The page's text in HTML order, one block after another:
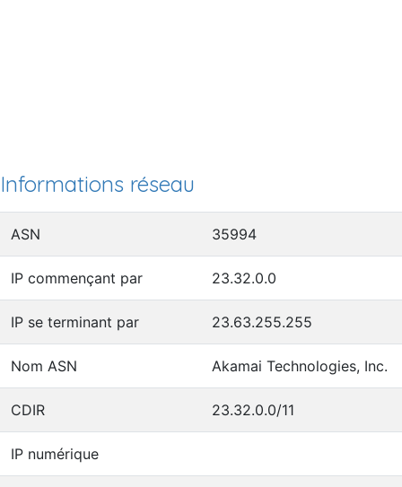
Informations réseau
ASN 35994
IP commençant par 23.32.0.0
IP se terminant par 23.63.255.255
Nom ASN Akamai Technologies, Inc.
CDIR 23.32.0.0/11
IP numérique